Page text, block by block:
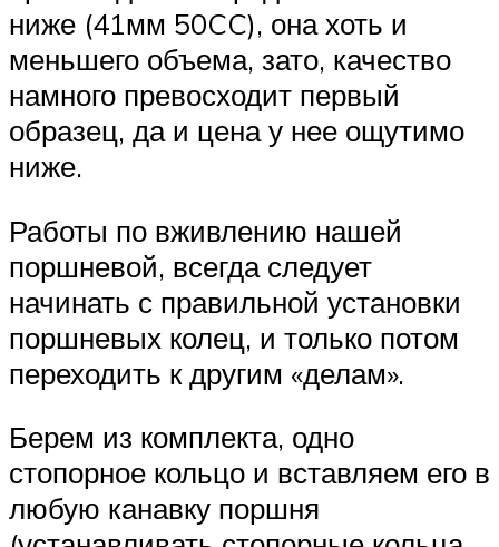
ниже (41мм 50CC), она хоть и
меньшего объема, зато, качество
намного превосходит первый
образец, да и цена у нее ощутимо
ниже.
Работы по вживлению нашей
поршневой, всегда следует
начинать с правильной установки
поршневых колец, и только потом
переходить к другим «делам».
Берем из комплекта, одно
стопорное кольцо и вставляем его в
любую канавку поршня